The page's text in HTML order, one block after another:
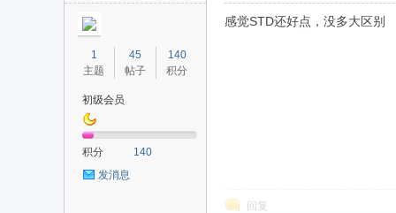
1
主题
45
帖子
140
积分
初级会员
积分
140
发消息
感觉STD还好点，没多大区别
回复